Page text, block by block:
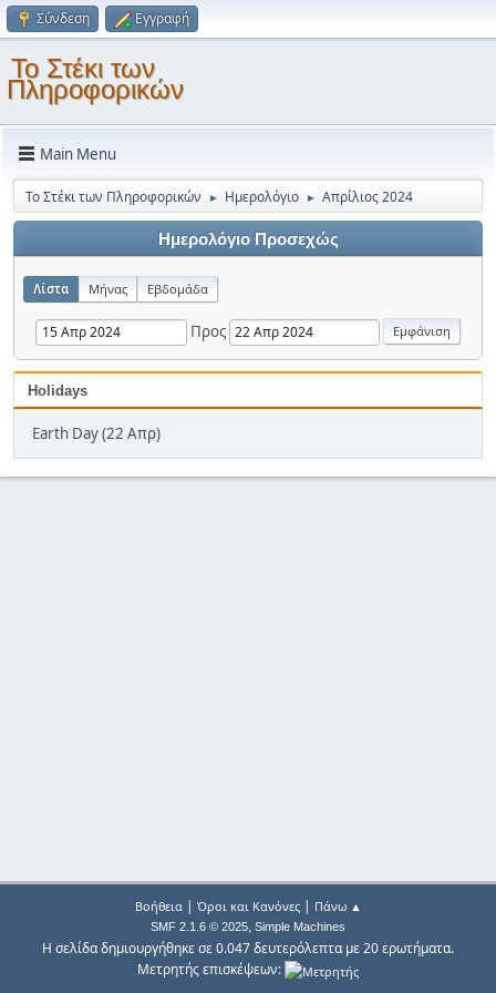
Σύνδεση Εγγραφή
Το Στέκι των
Πληροφορικών
Main Menu
Το Στέκι των Πληροφορικών ► Ημερολόγιο ► Απρίλιος 2024
Ημερολόγιο Προσεχώς
Λίστα Μήνας Εβδομάδα
Προς
Holidays
Earth Day (22 Απρ)
Βοήθεια| Όροι και Κανόνες| Πάνω ▲
SMF 2.1.6 © 2025, Simple Machines
Η σελίδα δημιουργήθηκε σε 0.047 δευτερόλεπτα με 20 ερωτήματα.
Μετρητής επισκέψεων: